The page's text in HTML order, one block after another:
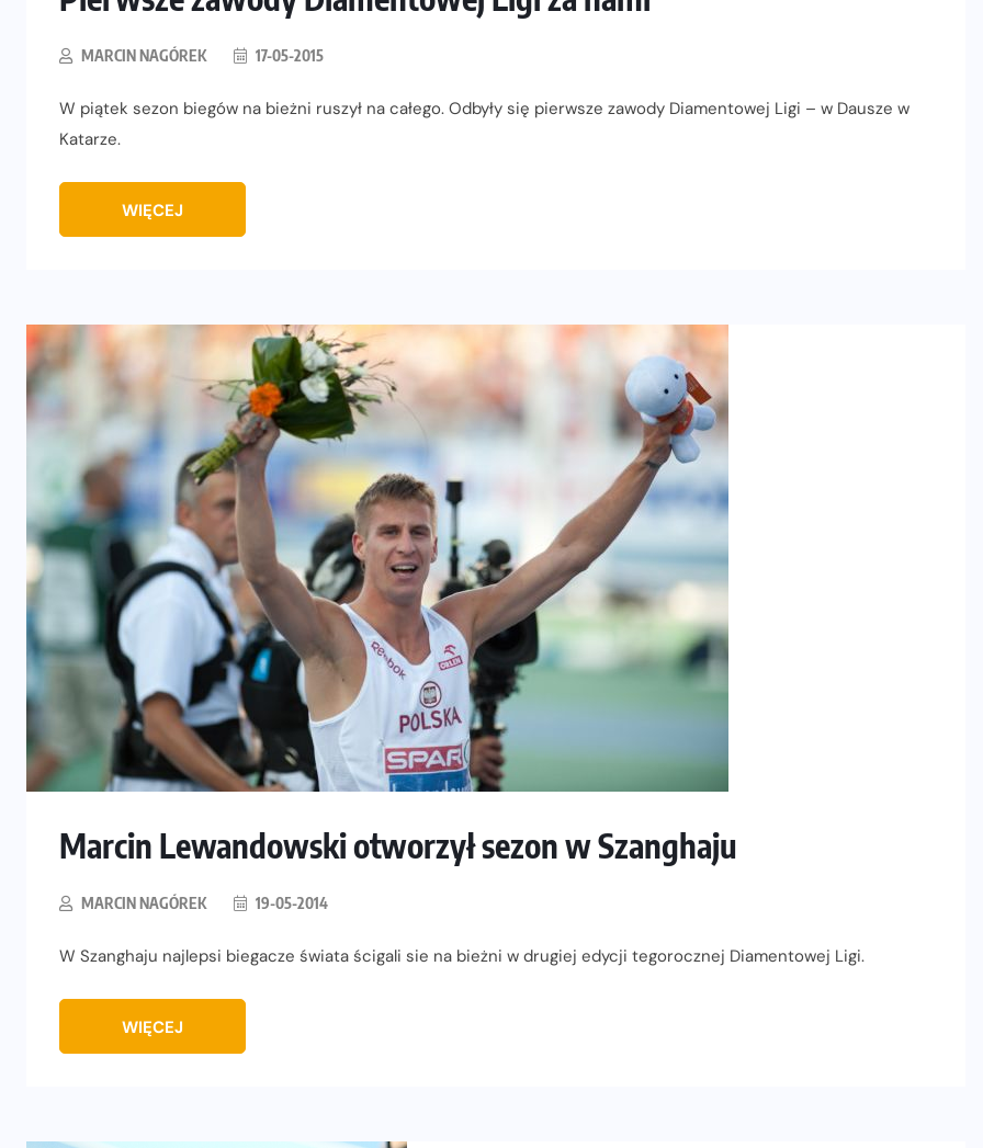
MARCIN NAGÓREK 17-05-2015
W piątek sezon biegów na bieżni ruszył na całego. Odbyły się pierwsze zawody Diamentowej Ligi – w Dausze w
Katarze.
WIĘCEJ
Marcin Lewandowski otworzył sezon w Szanghaju
MARCIN NAGÓREK 19-05-2014
W Szanghaju najlepsi biegacze świata ścigali sie na bieżni w drugiej edycji tegorocznej Diamentowej Ligi.
WIĘCEJ